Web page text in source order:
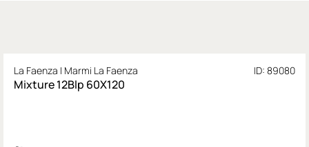
La Faenza I Marmi La Faenza ID: 89080
Mixture 12Blp 60X120